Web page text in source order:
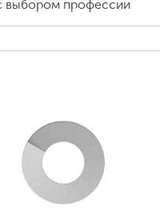
на неделю» помог